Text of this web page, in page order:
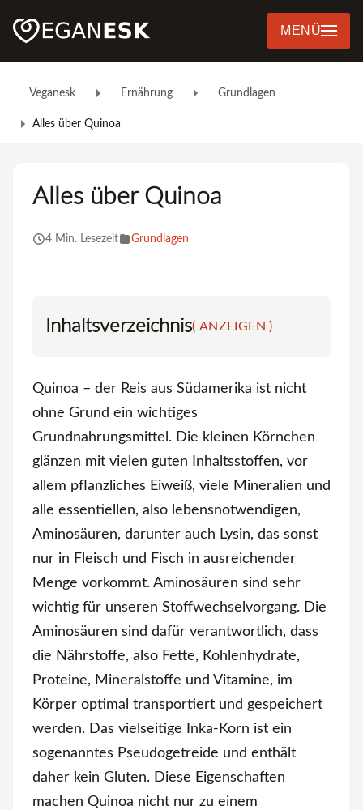
MENÜ
Veganesk Ernährung Grundlagen
Alles über Quinoa
Alles über Quinoa
4 Min. Lesezeit Grundlagen
Inhaltsverzeichnis( ANZEIGEN )
Wie bereitet man Quinoa zu?
Rezeptideen mit Quinoa
Quinoa kaufen und lagern
Gekocht ist Quinoa im Kühlschrank einige Tage
Quinoa – der Reis aus Südamerika ist nicht
ohne Grund ein wichtiges
Grundnahrungsmittel. Die kleinen Körnchen
glänzen mit vielen guten Inhaltsstoffen, vor
allem pflanzliches Eiweiß, viele Mineralien und
alle essentiellen, also lebensnotwendigen,
Aminosäuren, darunter auch Lysin, das sonst
nur in Fleisch und Fisch in ausreichender
Menge vorkommt. Aminosäuren sind sehr
wichtig für unseren Stoffwechselvorgang. Die
Aminosäuren sind dafür verantwortlich, dass
die Nährstoffe, also Fette, Kohlenhydrate,
Proteine, Mineralstoffe und Vitamine, im
Körper optimal transportiert und gespeichert
werden. Das vielseitige Inka-Korn ist ein
sogenanntes Pseudogetreide und enthält
daher kein Gluten. Diese Eigenschaften
machen Quinoa nicht nur zu einem